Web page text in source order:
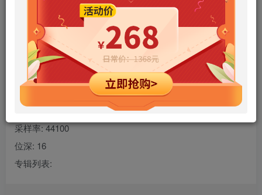
您当前未登录！建议登陆后购买，可保存购买订单
专辑名称: 印巴名歌
艺术家: 黑鸭子
曲目数量: 13
声道数: 2
采样率: 44100
位深: 16
专辑列表: